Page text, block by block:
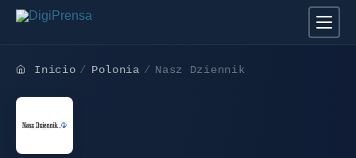
Inicio Polonia Nasz Dziennik